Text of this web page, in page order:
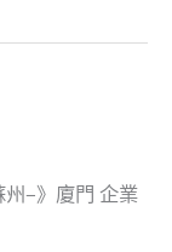
–》廈門 企業